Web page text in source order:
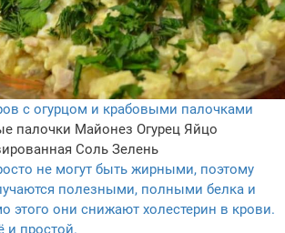
с огурцом и крабовыми палочками
палочки Майонез Огурец Яйцо
Соль Зелень
не могут быть жирными, поэтому
полезными, полными белка и
они снижают холестерин в крови.
и простой.